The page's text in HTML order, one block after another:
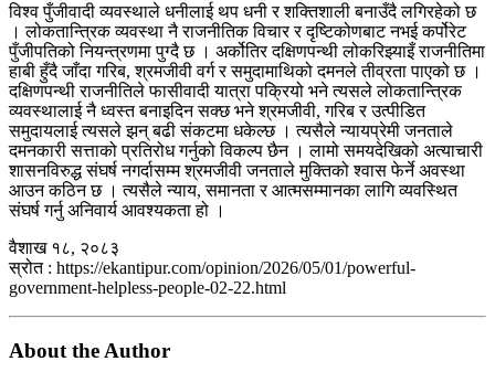
विश्व पुँजीवादी व्यवस्थाले धनीलाई थप धनी र शक्तिशाली बनाउँदै लगिरहेको छ
। लोकतान्त्रिक व्यवस्था नै राजनीतिक विचार र दृष्टिकोणबाट नभई कर्पोरेट
पुँजीपतिको नियन्त्रणमा पुग्दै छ । अर्कोतिर दक्षिणपन्थी लोकरिझ्याइँ राजनीतिमा
हाबी हुँदै जाँदा गरिब, श्रमजीवी वर्ग र समुदामाथिको दमनले तीव्रता पाएको छ ।
दक्षिणपन्थी राजनीतिले फासीवादी यात्रा पक्रियो भने त्यसले लोकतान्त्रिक
व्यवस्थालाई नै ध्वस्त बनाइदिन सक्छ भने श्रमजीवी, गरिब र उत्पीडित
समुदायलाई त्यसले झन् बढी संकटमा धकेल्छ । त्यसैले न्यायप्रेमी जनताले
दमनकारी सत्ताको प्रतिरोध गर्नुको विकल्प छैन । लामो समयदेखिको अत्याचारी
शासनविरुद्ध संघर्ष नगर्दासम्म श्रमजीवी जनताले मुक्तिको श्वास फेर्ने अवस्था
आउन कठिन छ । त्यसैले न्याय, समानता र आत्मसम्मानका लागि व्यवस्थित
संघर्ष गर्नु अनिवार्य आवश्यकता हो ।
वैशाख १८, २०८३
स्रोत : https://ekantipur.com/opinion/2026/05/01/powerful-
government-helpless-people-02-22.html
About the Author